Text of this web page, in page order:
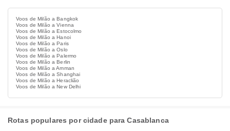
Voos de Milão a Bangkok
Voos de Milão a Vienna
Voos de Milão a Estocolmo
Voos de Milão a Hanoi
Voos de Milão a Paris
Voos de Milão a Oslo
Voos de Milão a Palermo
Voos de Milão a Berlin
Voos de Milão a Amman
Voos de Milão a Shanghai
Voos de Milão a Heraclião
Voos de Milão a New Delhi
Rotas populares por cidade para Casablanca